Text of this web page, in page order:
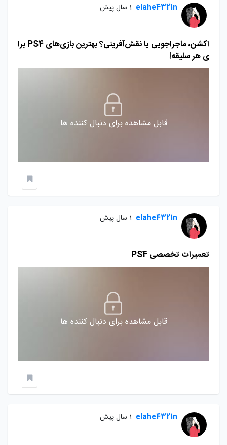
elahe4321n 1 سال پیش
اکشن، ماجراجویی یا نقش‌آفرینی؟ بهترین بازی‌های PS4 برا
ی هر سلیقه!
قابل مشاهده برای دنبال کننده ها
elahe4321n 1 سال پیش
تعمیرات تخصصی PS4
قابل مشاهده برای دنبال کننده ها
elahe4321n 1 سال پیش